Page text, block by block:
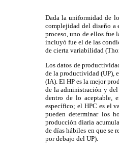
Dada la uniformidad de
complejidad del diseño a
proceso, uno de ellos fue
incluyó fue el de las
de cierta variabilidad
Los datos de
de la productividad (UP),
(IA). El HP es la mejor
de la administración y
dentro de lo aceptable,
específico; el HPC es el
pueden determinar los
producción diaria
de días hábiles en que se
por debajo del UP).